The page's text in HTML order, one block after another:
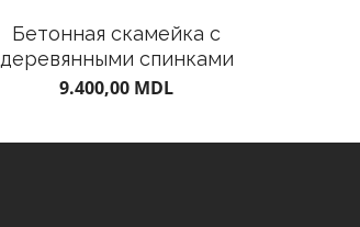
Бетонная скамейка с
деревянными спинками
9.400,00 MDL